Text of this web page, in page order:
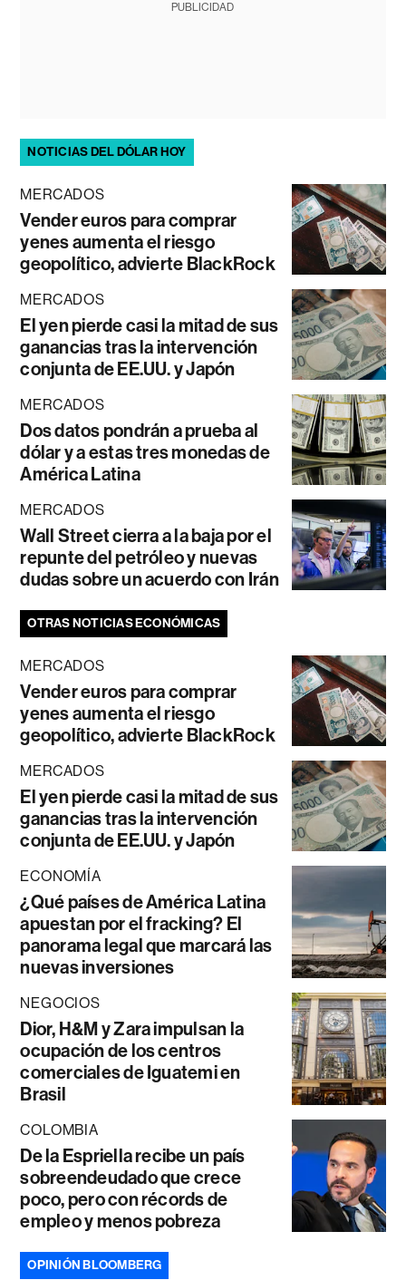
PUBLICIDAD
NOTICIAS DEL DÓLAR HOY
MERCADOS
Vender euros para comprar
yenes aumenta el riesgo
geopolítico, advierte BlackRock
MERCADOS
El yen pierde casi la mitad de sus
ganancias tras la intervención
conjunta de EE.UU. y Japón
MERCADOS
Dos datos pondrán a prueba al
dólar y a estas tres monedas de
América Latina
MERCADOS
Wall Street cierra a la baja por el
repunte del petróleo y nuevas
dudas sobre un acuerdo con Irán
OTRAS NOTICIAS ECONÓMICAS
MERCADOS
Vender euros para comprar
yenes aumenta el riesgo
geopolítico, advierte BlackRock
MERCADOS
El yen pierde casi la mitad de sus
ganancias tras la intervención
conjunta de EE.UU. y Japón
ECONOMÍA
¿Qué países de América Latina
apuestan por el fracking? El
panorama legal que marcará las
nuevas inversiones
NEGOCIOS
Dior, H&M y Zara impulsan la
ocupación de los centros
comerciales de Iguatemi en
Brasil
COLOMBIA
De la Espriella recibe un país
sobreendeudado que crece
poco, pero con récords de
empleo y menos pobreza
OPINIÓN BLOOMBERG